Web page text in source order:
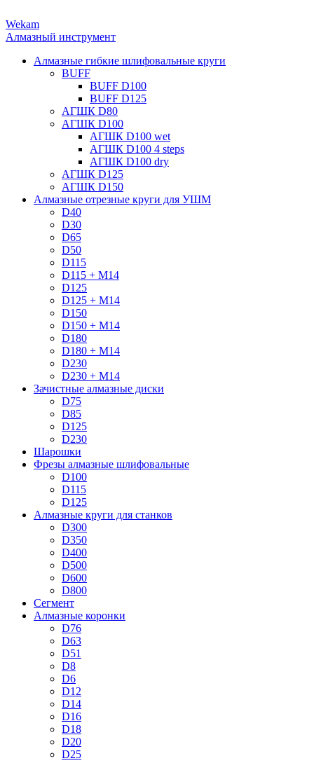
Wekam
Алмазный инструмент
Алмазные гибкие шлифовальные круги
BUFF
BUFF D100
BUFF D125
АГШК D80
АГШК D100
АГШК D100 wet
АГШК D100 4 steps
АГШК D100 dry
АГШК D125
АГШК D150
Алмазные отрезные круги для УШМ
D40
D30
D65
D50
D115
D115 + M14
D125
D125 + M14
D150
D150 + M14
D180
D180 + M14
D230
D230 + M14
Зачистные алмазные диски
D75
D85
D125
D230
Шарошки
Фрезы алмазные шлифовальные
D100
D115
D125
Алмазные круги для станков
D300
D350
D400
D500
D600
D800
Сегмент
Алмазные коронки
D76
D63
D51
D8
D6
D12
D14
D16
D18
D20
D25